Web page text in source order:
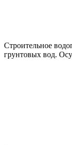
Строительное
грунтовых вод.